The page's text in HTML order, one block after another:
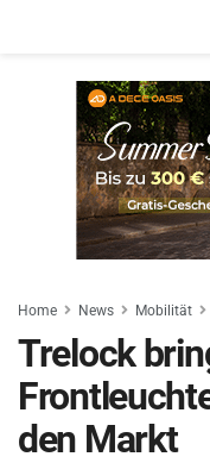
Home News Mobilität
Trelock
den Markt